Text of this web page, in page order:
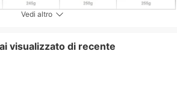
Vedi altro
visualizzato di recente